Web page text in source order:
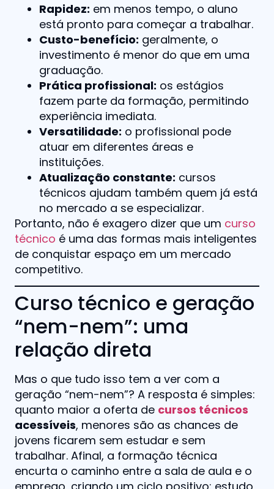
Rapidez: em menos tempo, o aluno
está pronto para começar a trabalhar.
Custo-benefício: geralmente, o
investimento é menor do que em uma
graduação.
Prática profissional: os estágios
fazem parte da formação, permitindo
experiência imediata.
Versatilidade: o profissional pode
atuar em diferentes áreas e
instituições.
Atualização constante: cursos
técnicos ajudam também quem já está
no mercado a se especializar.
Portanto, não é exagero dizer que um curso
técnico é uma das formas mais inteligentes
de conquistar espaço em um mercado
competitivo.
Curso técnico e geração
“nem-nem”: uma
relação direta
Mas o que tudo isso tem a ver com a
geração “nem-nem”? A resposta é simples:
quanto maior a oferta de cursos técnicos
acessíveis, menores são as chances de
jovens ficarem sem estudar e sem
trabalhar. Afinal, a formação técnica
encurta o caminho entre a sala de aula e o